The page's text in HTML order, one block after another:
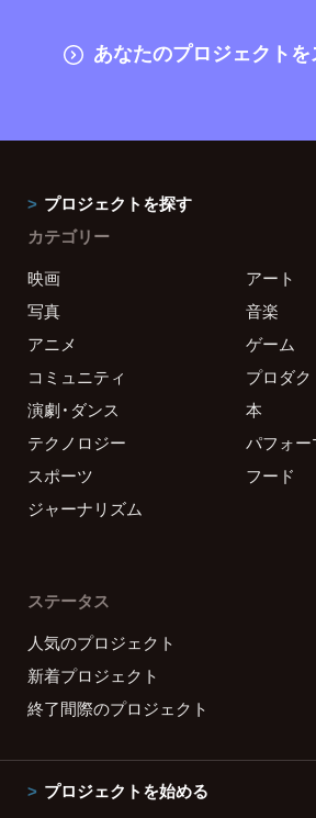
あなたのプロジェクト
プロジェクトを探す
カテゴリー
映画
アート
写真
音楽
アニメ
ゲーム
コミュニティ
プロダク
演劇・ダンス
本
テクノロジー
パフォー
スポーツ
フード
ジャーナリズム
ステータス
人気のプロジェクト
新着プロジェクト
終了間際のプロジェクト
プロジェクトを始める